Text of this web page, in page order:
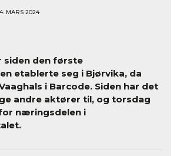
MARS 2024
siden den første
etablerte seg i Bjørvika, da
i Barcode. Siden har det
andre aktører til, og torsdag
næringsdelen i